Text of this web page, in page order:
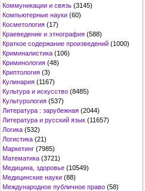
Коммуникации и связь (3145)
Компьютерные науки (60)
Косметология (17)
Краеведение и этнография (588)
Краткое содержание произведений (1000)
Криминалистика (106)
Криминология (48)
Криптология (3)
Кулинария (1167)
Культура и искусство (8485)
Культурология (537)
Литература : зарубежная (2044)
Литература и русский язык (11657)
Логика (532)
Логистика (21)
Маркетинг (7985)
Математика (3721)
Медицина, здоровье (10549)
Медицинские науки (88)
Международное публичное право (58)